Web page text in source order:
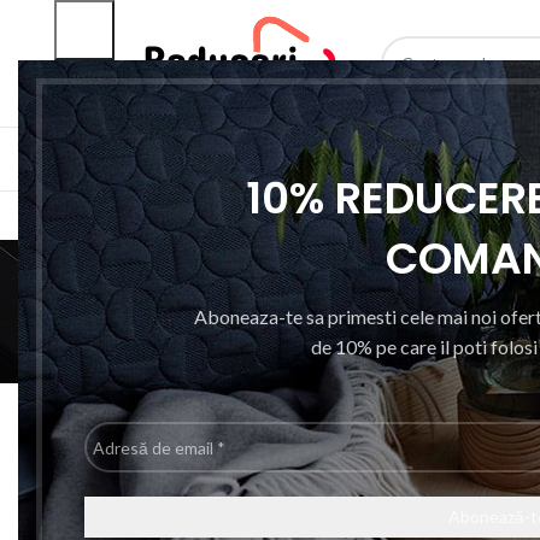
10%
Aboneaza-te sa primesti cele mai noi
de 10% pe care il poti
Adresă
de
SELECTEAZA
CATEGORII PRODUSE ACASARESIGILATE
ACCESORII ARTICOLE SANATATE SI WELLNESS
Prima pagină
Produse etichetate „Mini Menghina”